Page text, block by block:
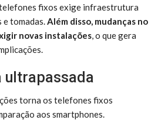
fixos exige infraestrutura
e tomadas.Além disso, mudanças no
novas instalações, o que gera
ultrapassada
torna os telefones fixos
aos smartphones.